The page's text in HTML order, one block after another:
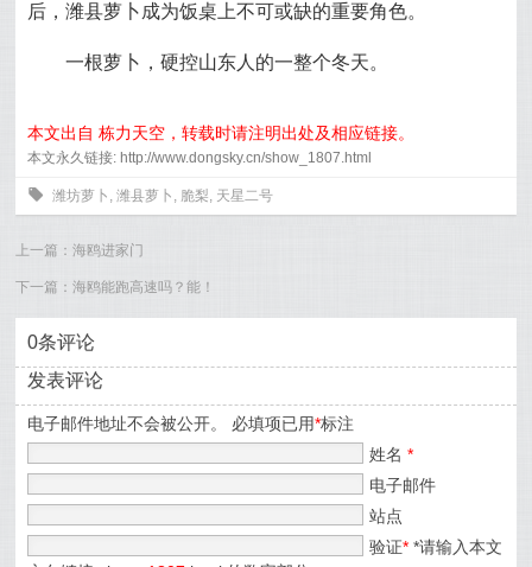
后，潍县萝卜成为饭桌上不可或缺的重要角色。
一根萝卜，硬控山东人的一整个冬天。
本文出自 栋力天空，转载时请注明出处及相应链接。
本文永久链接: http://www.dongsky.cn/show_1807.html
0 潍坊萝卜 ,潍县萝卜 , 脆梨, 天星二号
上一篇：海鸥进家门
下一篇：海鸥能跑高速吗？能！
0条评论
发表评论
电子邮件地址不会被公开。 必填项已用*标注
姓名*
电子邮件
站点
验证* *请输入本文